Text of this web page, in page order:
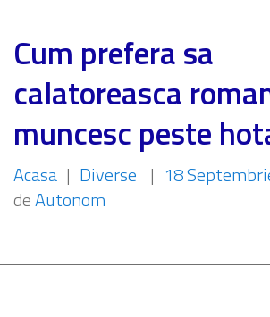
Cum prefera sa
calatoreasca
muncesc peste
Acasa | Diverse | 18
deAutonom